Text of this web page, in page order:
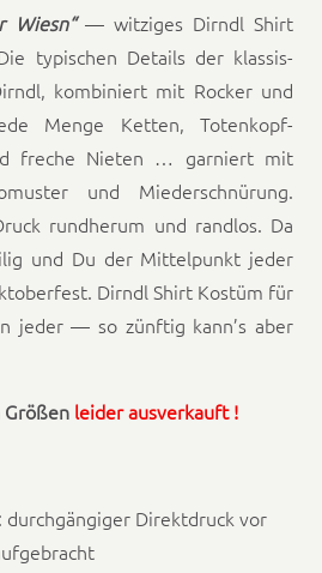
Wiesn“— witziges Dirndl Shirt
typ­is­chen Details der klas­sis­
kom­bi­niert mit Rock­er und
Menge Ket­ten, Toten­kopf­
freche Nieten … gar­niert mit
und Mieder­schnürung.
rund­herum und rand­los. Da
und Du der Mittel­punkt jed­er
Dirndl Shirt Kostüm für
jed­er — so zün­ftig kann’s aber
Größen lei­der ausverkauft !
Direk­t­druck vor